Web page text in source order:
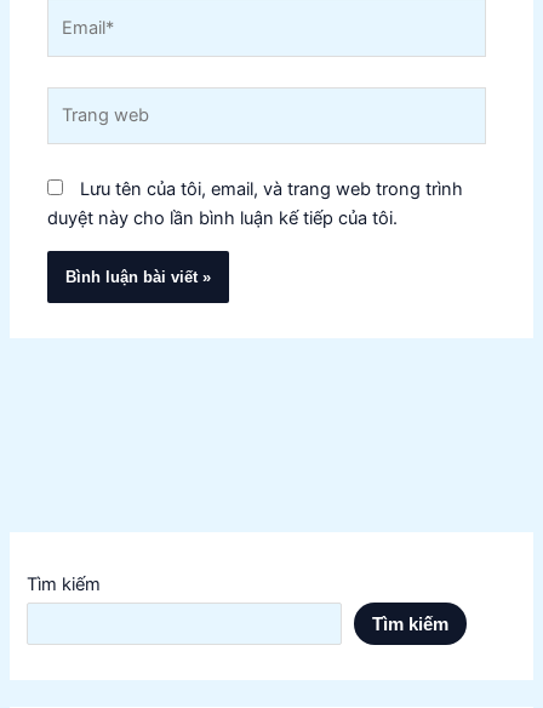
Lưu tên của tôi, email, và trang web trong trình
duyệt này cho lần bình luận kế tiếp của tôi.
Tìm kiếm
Tìm kiếm